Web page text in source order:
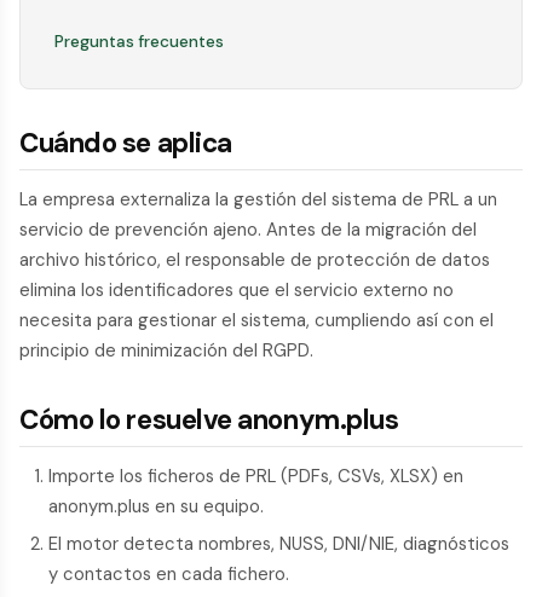
Preguntas frecuentes
Cuándo se aplica
La empresa externaliza la gestión del sistema de PRL a un
servicio de prevención ajeno. Antes de la migración del
archivo histórico, el responsable de protección de datos
elimina los identificadores que el servicio externo no
necesita para gestionar el sistema, cumpliendo así con el
principio de minimización del RGPD.
Cómo lo resuelve anonym.plus
Importe los ficheros de PRL (PDFs, CSVs, XLSX) en
anonym.plus en su equipo.
El motor detecta nombres, NUSS, DNI/NIE, diagnósticos
y contactos en cada fichero.